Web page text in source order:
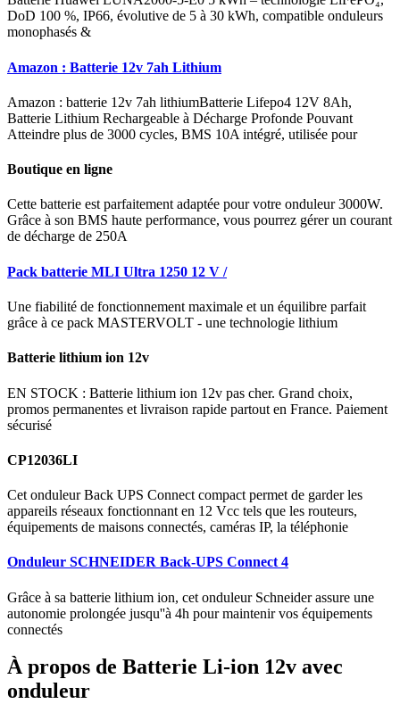
DoD 100 %, IP66, évolutive de 5 à 30 kWh, compatible onduleurs
monophasés &
Amazon : Batterie 12v 7ah Lithium
Amazon : batterie 12v 7ah lithiumBatterie Lifepo4 12V 8Ah,
Batterie Lithium Rechargeable à Décharge Profonde Pouvant
Atteindre plus de 3000 cycles, BMS 10A intégré, utilisée pour
Boutique en ligne
Cette batterie est parfaitement adaptée pour votre onduleur 3000W.
Grâce à son BMS haute performance, vous pourrez gérer un courant
de décharge de 250A
Pack batterie MLI Ultra 1250 12 V /
Une fiabilité de fonctionnement maximale et un équilibre parfait
grâce à ce pack MASTERVOLT - une technologie lithium
Batterie lithium ion 12v
EN STOCK : Batterie lithium ion 12v pas cher. Grand choix,
promos permanentes et livraison rapide partout en France. Paiement
sécurisé
CP12036LI
Cet onduleur Back UPS Connect compact permet de garder les
appareils réseaux fonctionnant en 12 Vcc tels que les routeurs,
équipements de maisons connectés, caméras IP, la téléphonie
Onduleur SCHNEIDER Back-UPS Connect 4
Grâce à sa batterie lithium ion, cet onduleur Schneider assure une
autonomie prolongée jusqu''à 4h pour maintenir vos équipements
connectés
À propos de Batterie Li-ion 12v avec
onduleur